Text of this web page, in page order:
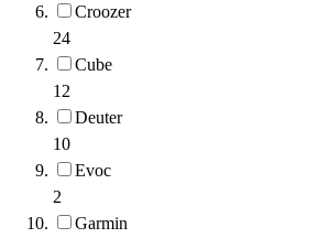
Croozer
24
Cube
12
Deuter
10
Evoc
2
Garmin